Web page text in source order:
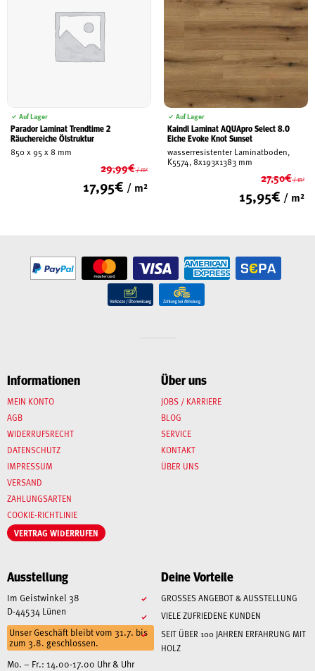
Auf Lager
Parador Laminat Trendtime 2
Räuchereiche Ölstruktur
850 x 95 x 8 mm
29,99€/ m²
17,95€ / m²
Auf Lager
Kaindl Laminat AQUApro Select 8.0
Eiche Evoke Knot Sunset
wasserresistenter Laminatboden,
K5574, 8x193x1383 mm
27,50€/ m²
15,95€ / m²
Informationen
MEIN KONTO
AGB
WIDERRUFSRECHT
DATENSCHUTZ
IMPRESSUM
VERSAND
ZAHLUNGSARTEN
COOKIE-RICHTLINIE
VERTRAG WIDERRUFEN
Über uns
JOBS / KARRIERE
BLOG
SERVICE
KONTAKT
ÜBER UNS
Ausstellung
Im Geistwinkel 38
D-44534 Lünen
Unser Geschäft bleibt vom 31.7. bis
zum 3.8. geschlossen.
Mo. – Fr.: 14.00-17.00 Uhr & Uhr
Deine Vorteile
GROSSES ANGEBOT & AUSSTELLUNG
VIELE ZUFRIEDENE KUNDEN
SEIT ÜBER 100 JAHREN ERFAHRUNG MIT
HOLZ